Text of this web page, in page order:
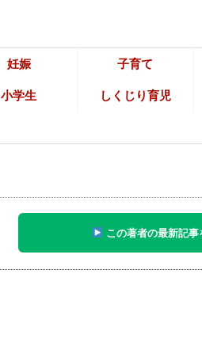
妊娠 子育て
小学生 しくじり育児
この著者の最新記事